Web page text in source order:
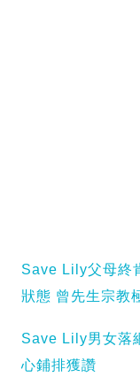
Save Lily父母終
狀態 曾先生宗教
Save Lily男女落
心鋪排獲讚